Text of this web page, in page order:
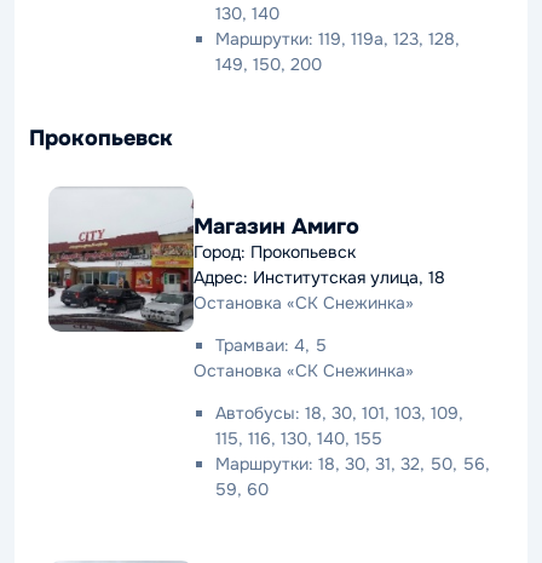
130, 140
Маршрутки: 119, 119а, 123, 128,
149, 150, 200
Прокопьевск
Магазин Амиго
Город: Прокопьевск
Адрес: Институтская улица, 18
Остановка «СК Снежинка»
Трамваи: 4, 5
Остановка «СК Снежинка»
Автобусы: 18, 30, 101, 103, 109,
115, 116, 130, 140, 155
Маршрутки: 18, 30, 31, 32, 50, 56,
59, 60